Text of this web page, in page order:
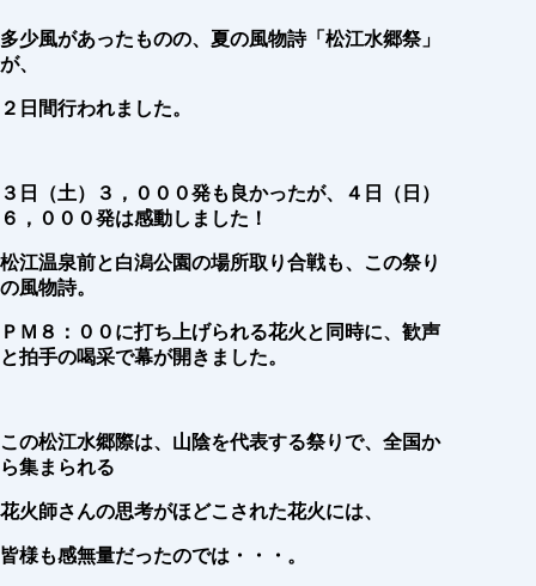
多少風があったものの、夏の風物詩「松江水郷祭」
が、
２日間行われました。
３日（土）３，０００発も良かったが、４日（日）
６，０００発は感動しました！
松江温泉前と白潟公園の場所取り合戦も、この祭り
の風物詩。
ＰＭ８：００に打ち上げられる花火と同時に、歓声
と拍手の喝采で幕が開きました。
この松江水郷際は、山陰を代表する祭りで、全国か
ら集まられる
花火師さんの思考がほどこされた花火には、
皆様も感無量だったのでは・・・。